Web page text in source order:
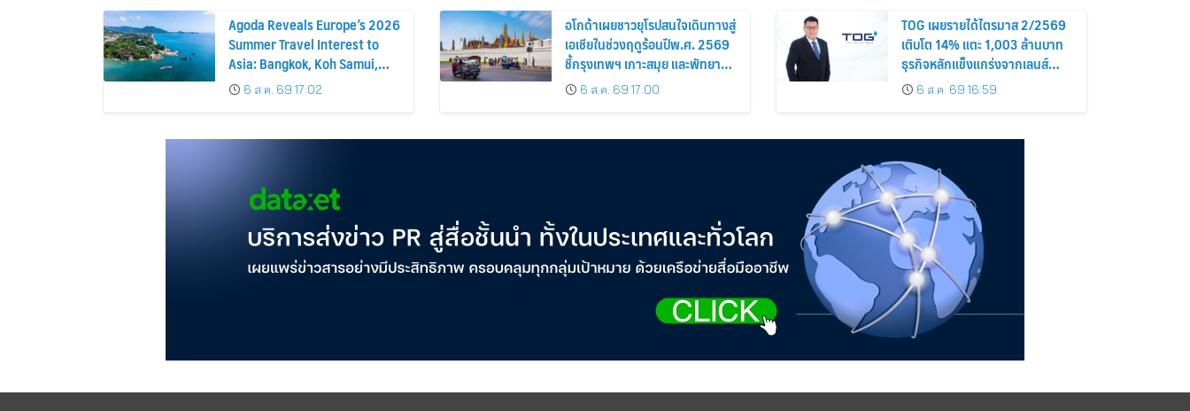
Agoda Reveals Europe’s 2026
Summer Travel Interest to
Asia: Bangkok, Koh Samui,
and Pattaya Among the Top
Cities
6 ส.ค. 69 17:02
อโกด้าเผยชาวยุโรปสนใจเดินทางสู่
เอเชียในช่วงฤดูร้อนปีพ.ศ. 2569
ชี้กรุงเทพฯ เกาะสมุย และพัทยา
ติดอันดับเมืองยอดนิยม
6 ส.ค. 69 17:00
TOG เผยรายได้ไตรมาส 2/2569
เติบโต 14% แตะ 1,003 ล้านบาท
ธุรกิจหลักแข็งแกร่งจากเลนส์
มูลค่าเพิ่ม และการขยายตลาดต่าง
ประเทศ พร้อมเดินหน้าลงทุนเพื่อ
6 ส.ค. 69 16:59